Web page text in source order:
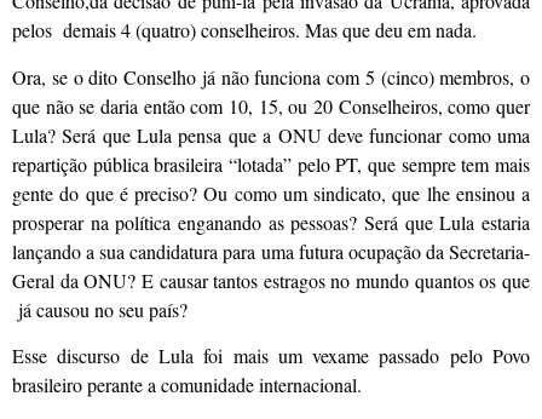
pelos demais 4 (quatro) conselheiros. Mas que deu em nada.
Ora, se o dito Conselho já não funciona com 5 (cinco) membros, o
que não se daria então com 10, 15, ou 20 Conselheiros, como quer
Lula? Será que Lula pensa que a ONU deve funcionar como uma
repartição pública brasileira “lotada” pelo PT, que sempre tem mais
gente do que é preciso? Ou como um sindicato, que lhe ensinou a
prosperar na política enganando as pessoas? Será que Lula estaria
lançando a sua candidatura para uma futura ocupação da Secretaria-
Geral da ONU? E causar tantos estragos no mundo quantos os que
já causou no seu país?
Esse discurso de Lula foi mais um vexame passado pelo Povo
brasileiro perante a comunidade internacional.